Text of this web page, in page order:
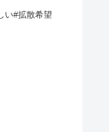
い#拡散希望